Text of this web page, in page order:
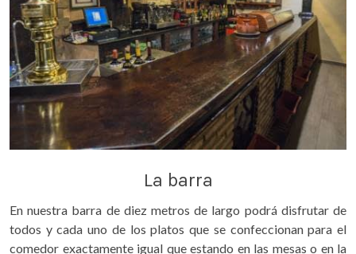
La barra
En nuestra barra de diez metros de largo podrá disfrutar de
todos y cada uno de los platos que se confeccionan para el
comedor exactamente igual que estando en las mesas o en la